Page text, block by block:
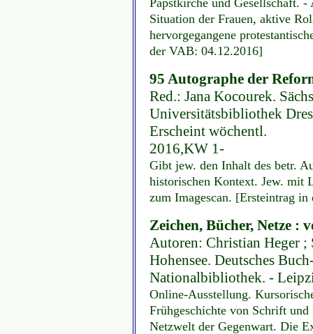
Situation der Frauen, aktive
hervorgegangene
der VAB: 04.12.2016]
95 Autographe der
Red.: Jana Kocourek.
Universitätsbibliothek
Erscheint wöchentl.
2016,KW 1-
Gibt jew. den Inhalt des betr.
historischen Kontext. Jew. mit
zum Imagescan. [Ersteintrag
Zeichen, Bücher, Netze :
Autoren: Christian Heger
Hohensee. Deutsches
Nationalbibliothek. -
Online-Ausstellung.
Frühgeschichte von Schrift
Netzwelt der Gegenwart. Die